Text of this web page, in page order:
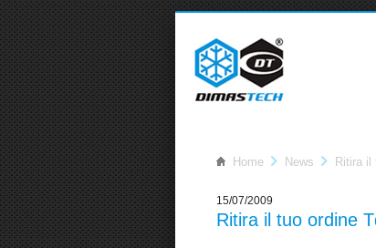
Home News Ritira il
15/07/2009
Ritira il tuo ordine